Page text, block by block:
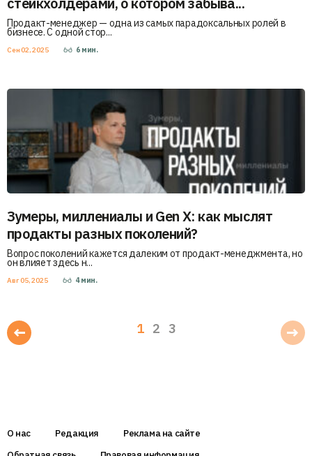
Продакт-менеджер — одна из самых парадоксальных ролей в
бизнесе. С одной стор...
Сен 02, 2025 6 мин.
Зумеры, миллениалы и Gen X: как мыслят
продакты разных поколений?
Вопрос поколений кажется далеким от продакт-менеджмента, но
он влияет здесь н...
Авг 05, 2025 4мин.
1 2 3
О нас Редакция
Реклама на сайте